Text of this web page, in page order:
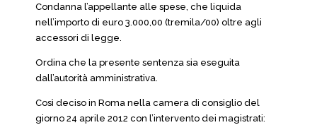
Condanna l’appellante alle spese, che liquida
nell’importo di euro 3.000,00 (tremila/00) oltre agli
accessori di legge.
Ordina che la presente sentenza sia eseguita
dall’autorità amministrativa.
Così deciso in Roma nella camera di consiglio del
giorno 24 aprile 2012 con l’intervento dei magistrati: